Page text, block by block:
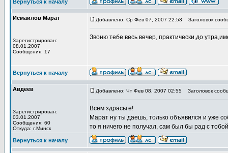
Вернуться к началу
Исмаилов Марат
Зарегистрирован:
08.01.2007
Сообщения: 17
Добавлено: Ср Фев 07, 2007 22:53 Заголовок
Звоню тебе весь вечер, практически,до
Вернуться к началу
Авдеев
Зарегистрирован:
03.01.2007
Сообщения: 60
Откуда: г.Минск
Добавлено: Чт Фев 08, 2007 02:55 Заголовок
Всем здрасьте!
Марат ну ты даешь, только объявился и уже
то я ничего не получал, сам был бы рад с
Вернуться к началу